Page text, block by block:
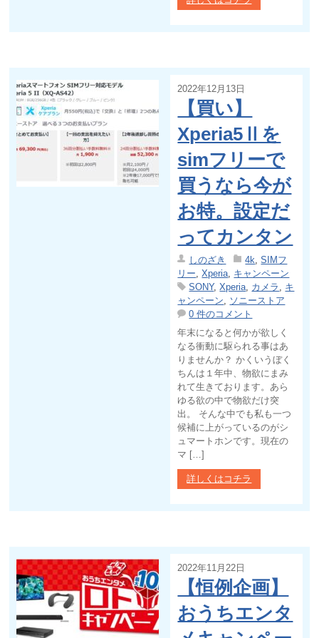
2022年12月13日
【買い】
Xperia5Ⅱを
simフリーで
買うなら今が
お特。設定だ
ってカンタン
しのざき 4k,SIMフ
リー,Xperia, キャンペーン
SONY,Xperia, カメラ , キ
ャンペーン, ソニーストア
0 件のコメント
年末になると何かが欲しく
なる衝動に駆られる事はあ
りませんか？ かくいうぼく
ちんは１年中、物欲にまみ
れて生きております。あら
ゆる欲の中で物欲だけ突
出。 そんな中でも私も一つ
候補に上がっているのがシ
ュマートホンです。現在の
マ […]
詳しくはコチラ
2022年11月22日
【恒例企画】
おうちエンタ